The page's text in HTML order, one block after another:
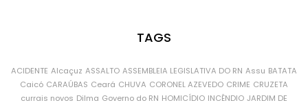
TAGS
ACIDENTE Alcaçuz ASSALTO ASSEMBLEIA LEGISLATIVA DO RN Assu BATATA
Caicó CARAÚBAS Ceará CHUVA CORONEL AZEVEDO CRIME CRUZETA
currais novos Dilma Governo do RN HOMICÍDIO INCÊNDIO JARDIM DE